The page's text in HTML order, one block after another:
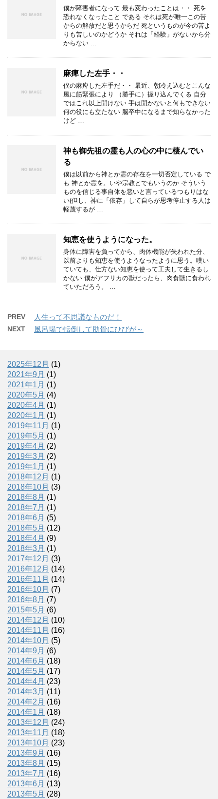
僕が障害者になって 最も変わったことは・・ 死を
恐れなくなったこと である それは死が唯一この苦
からの解放だと思うからだ 死というものが今の苦よ
りも苦しいのかどうか それは「経験」がないから分
からない …
麻痺した左手・・
僕の麻痺した左手だ・・ 最近、朝冷え込むとこんな
風に筋緊張により （勝手に）握り込んでくる 自分
ではこれ以上開けない 手は開かないと何もできない
何の役にも立たない 脳卒中になるまで知らなかった
けど …
神も御先祖の霊も人の心の中に棲んでい
る
僕は以前から神とか霊の存在を一切否定している で
も 神とか霊を。いや宗教とでもいうのか そういう
ものを信じる事自体を悪いと言っているつもりはな
い(但し、神に「依存」して自らが思考停止する人は
軽蔑するが …
知恵を使うようになった。
身体に障害を負ってから、肉体機能が失われた分、
以前よりも知恵を使うようなったように思う。嘆い
ていても、仕方ない知恵を使って工夫して生きるし
かない 僕がアフリカの獣だったら、肉食獣に食われ
ていただろう。 …
PREV 人生って不思議なものだ！
NEXT 風呂場で転倒して肋骨にひびが～
2025年12月 (1)
2021年9月 (1)
2021年1月 (1)
2020年5月 (4)
2020年4月 (1)
2020年1月 (1)
2019年11月 (1)
2019年5月 (1)
2019年4月 (2)
2019年3月 (2)
2019年1月 (1)
2018年12月 (1)
2018年10月 (3)
2018年8月 (1)
2018年7月 (1)
2018年6月 (5)
2018年5月 (12)
2018年4月 (9)
2018年3月 (1)
2017年12月 (3)
2016年12月 (14)
2016年11月 (14)
2016年10月 (7)
2016年8月 (7)
2015年5月 (6)
2014年12月 (10)
2014年11月 (16)
2014年10月 (5)
2014年9月 (6)
2014年6月 (18)
2014年5月 (17)
2014年4月 (23)
2014年3月 (11)
2014年2月 (16)
2014年1月 (18)
2013年12月 (24)
2013年11月 (18)
2013年10月 (23)
2013年9月 (16)
2013年8月 (15)
2013年7月 (16)
2013年6月 (13)
2013年5月 (28)